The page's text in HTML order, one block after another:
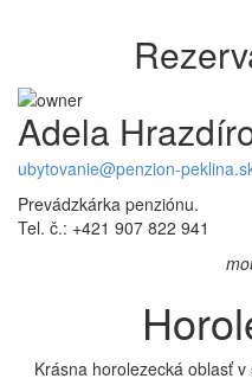
Adela
ubytovanie@penzion-
Prevádzkárka penziónu.
Tel. č.: +421 907 822 941
Krásna horolezecká oblasť